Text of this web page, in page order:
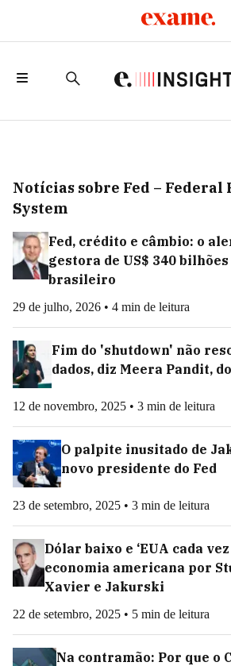
Notícias sobre Fed – Federal
System
Fed, crédito e câmbio: o
gestora de US$ 340
brasileiro
29 de julho, 2026 • 4 min de leitura
Fim do 'shutdown' não
dados, diz Meera Pandit,
12 de novembro, 2025 • 3 min de leitura
O palpite inusitado de
novo presidente do Fed
23 de setembro, 2025 • 3 min de leitura
Dólar baixo e ‘EUA cada
economia americana por
Xavier e Jakurski
22 de setembro, 2025 • 5 min de leitura
Na contramão: Por que o